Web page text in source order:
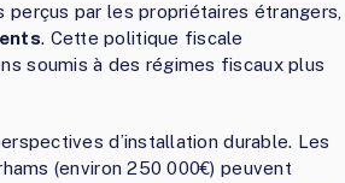
par les propriétaires étrangers,
. Cette politique fiscale
soumis à des régimes fiscaux plus
d’installation durable. Les
(environ 250 000€) peuvent